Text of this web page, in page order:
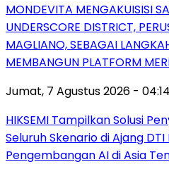
MONDEVITA MENGAKUISISI
UNDERSCORE DISTRICT,
MAGLIANO, SEBAGAI
MEMBANGUN PLATFORM
Jumat, 7 Agustus 2026 -
HIKSEMI Tampilkan Solusi
Seluruh Skenario di Ajang
Pengembangan AI di Asia